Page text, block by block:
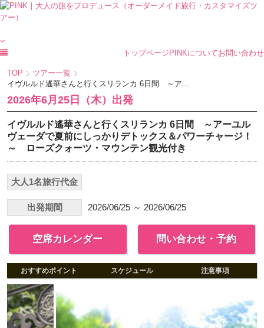
トップページ PINKについてお問い合わせ
TOP
ツアー一覧
イヴルルド遙華さんと行くスリランカ 6日間 ～ア...
2026年6月25日（木）出発
イヴルルド遙華さんと行くスリランカ 6日間 ～アーユル
ヴェーダで夏前にしっかりデトックス＆パワーチャージ！
～ ローズクォーツ・マウンテン観光付き
大人1名旅行代金
出発期間 2026/06/25 ～ 2026/06/25
空席カレンダー 問い合わせ・予約
おすすめポイント スケジュール 注意事項